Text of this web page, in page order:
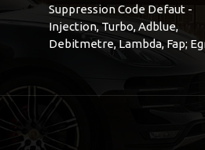
Suppression Code Defaut -
Injection, Turbo, Adblue,
Debitmetre, Lambda, Fap;